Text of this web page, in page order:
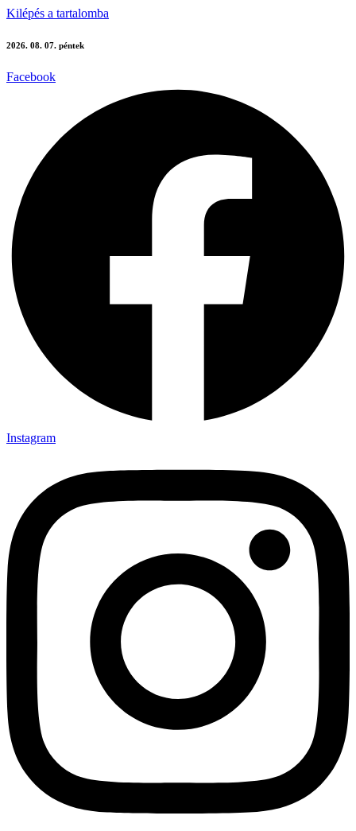
Kilépés a tartalomba
2026. 08. 07. péntek
Facebook
Instagram